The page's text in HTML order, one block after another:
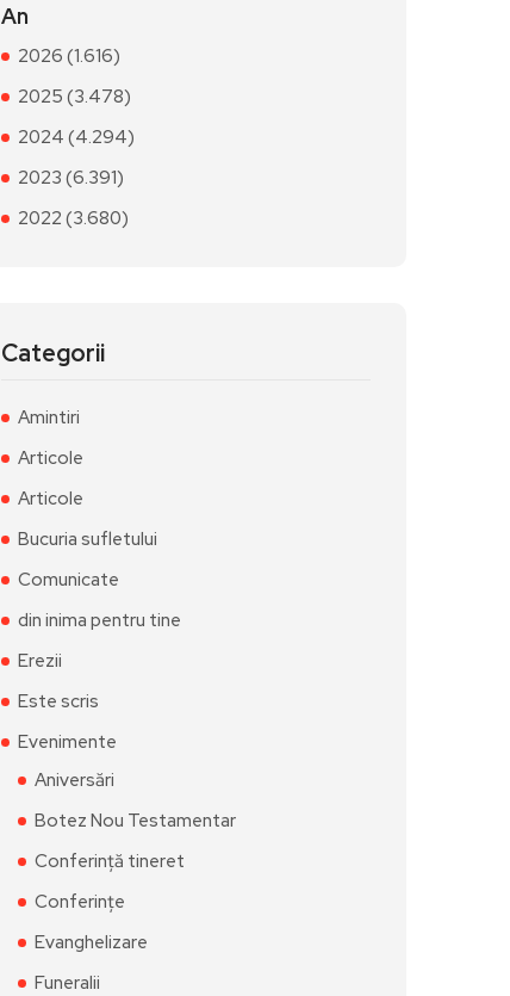
An
2026 (1.616)
2025 (3.478)
2024 (4.294)
2023 (6.391)
2022 (3.680)
Categorii
Amintiri
Articole
Articole
Bucuria sufletului
Comunicate
din inima pentru tine
Erezii
Este scris
Evenimente
Aniversări
Botez Nou Testamentar
Conferință tineret
Conferințe
Evanghelizare
Funeralii